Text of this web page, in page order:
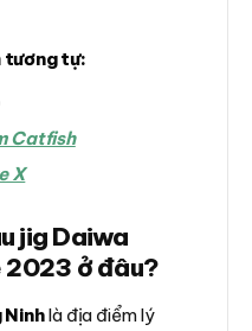
tương tự:
Catfish
X
jig Daiwa
ở đâu?
Ninhlà địa điểm lý